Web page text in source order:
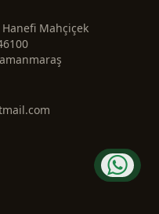
Mahçiçek